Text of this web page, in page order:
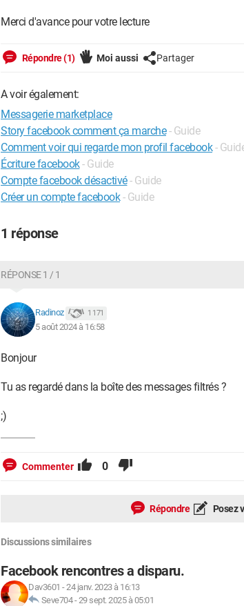
Merci d'avance pour votre lecture
Répondre (1) Moi aussi Partager
A voir également:
Messagerie marketplace
Story facebook comment ça marche - Guide
Comment voir qui regarde mon profil facebook -
Écriture facebook- Guide
Compte facebook désactivé- Guide
Créer un compte facebook - Guide
1 réponse
RÉPONSE 1 / 1
Radinoz 1 171
5 août 2024 à 16:58
Bonjour
Tu as regardé dans la boîte des messages filtrés ?
;)
Commenter 0
Répondre Posez
Discussions similaires
Facebook rencontres a disparu.
Dav3601 -24 janv. 2023 à 16:13
Seve704-29 sept. 2025 à 05:01